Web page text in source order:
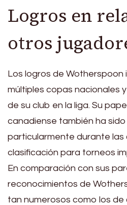
Logros en
otros
Los logros de Wotherspoon
múltiples copas nacionales
de su club en la liga. Su
canadiense también ha
particularmente durante las
clasificación para torneos
En comparación con sus
reconocimientos de
tan numerosos como los de